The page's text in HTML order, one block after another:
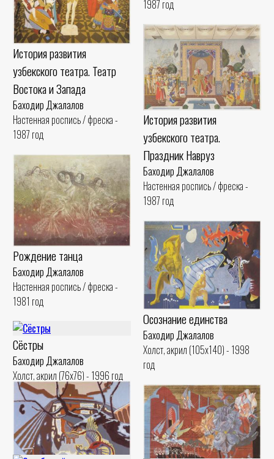
1987 год
История развития
узбекского театра. Театр
Востока и Запада
Баходир Джалалов
Настенная роспись / фреска -
1987 год
История развития
узбекского театра.
Праздник Навруз
Баходир Джалалов
Настенная роспись / фреска -
1987 год
Рождение танца
Баходир Джалалов
Настенная роспись / фреска -
1981 год
Осознание единства
Баходир Джалалов
Холст, акрил (105x140) - 1998
год
Сёстры
Баходир Джалалов
Холст, акрил (76x76) - 1996 год